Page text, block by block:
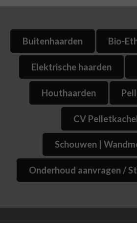
Buitenhaarden Bio-
Elektrische haarden
Houthaarden
CV
Schouwen |
Onderhoud aanvragen /
© 2026Website